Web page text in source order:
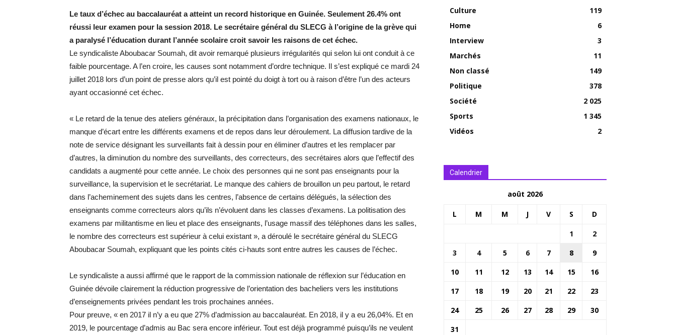
Le taux d’échec au baccalauréat a atteint un record historique en Guinée. Seulement 26.4% ont
réussi leur examen pour la session 2018. Le secrétaire général du SLECG à l’origine de la grève qui
a paralysé l’éducation durant l’année scolaire croit savoir les raisons de cet échec.
Le syndicaliste Aboubacar Soumah, dit avoir remarqué plusieurs irrégularités qui selon lui ont conduit à ce
faible pourcentage. A l’en croire, les causes sont notamment d’ordre technique. Il s’est expliqué ce mardi 24
juillet 2018 lors d’un point de presse alors qu’il est pointé du doigt à tort ou à raison d’être l’un des acteurs
ayant occasionné cet échec.
« Le retard de la tenue des ateliers généraux, la précipitation dans l’organisation des examens nationaux, le
manque d’écart entre les différents examens et de repos dans leur déroulement. La diffusion tardive de la
note de service désignant les surveillants fait à dessin pour en éliminer d’autres et les remplacer par
d’autres, la diminution du nombre des surveillants, des correcteurs, des secrétaires alors que l’effectif des
candidats a augmenté pour cette année. Le choix des personnes qui ne sont pas enseignants pour la
surveillance, la supervision et le secrétariat. Le manque des cahiers de brouillon un peu partout, le retard
dans l’acheminement des sujets dans les centres, l’absence de certains délégués, la sélection des
enseignants comme correcteurs alors qu’ils n’évoluent dans les classes d’examens. La politisation des
examens par militantisme en lieu et place des enseignants, l’usage massif des téléphones dans les salles,
le nombre des correcteurs est supérieur à celui existant », a déroulé le secrétaire général du SLECG
Aboubacar Soumah, expliquant que les points cités ci-hauts sont entre autres les causes de l’échec.
Le syndicaliste a aussi affirmé que le rapport de la commission nationale de réflexion sur l’éducation en
Guinée dévoile clairement la réduction progressive de l’orientation des bacheliers vers les institutions
d’enseignements privées pendant les trois prochaines années.
Pour preuve, « en 2017 il n’y a eu que 27% d’admission au baccalauréat. En 2018, il y a eu 26,04%. Et en
2019, le pourcentage d’admis au Bac sera encore inférieur. Tout est déjà programmé puisqu’ils ne veulent
Culture
119
Home
6
Interview
3
Marchés
11
Non classé
149
Politique
378
Société
2 025
Sports
1 345
Vidéos
2
Calendrier
août 2026
L M M J V S D
1
2
3
4 5 6 7 8
9
10
11 12 13 14 15
16
17
18 19 20 21 22
23
24
25 26 27 28 29
30
31